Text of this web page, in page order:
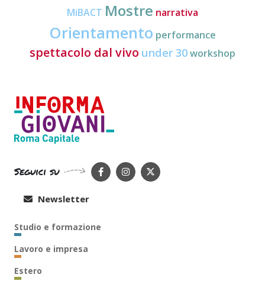
MiBACT Mostre narrativa
Orientamento performance
spettacolo dal vivo under 30workshop
Seguici su
Newsletter
Studio e formazione
Lavoro e impresa
Estero